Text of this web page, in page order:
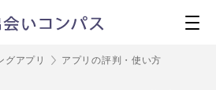
グアプリ アプリの評判・使い方